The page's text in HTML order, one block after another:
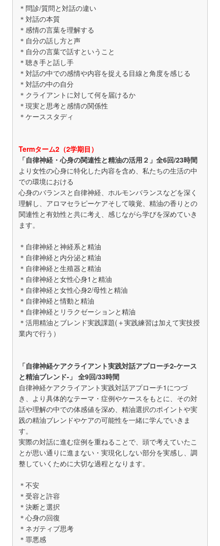
＊問診/質問と対話の違い
＊対話の本質
＊感情の言葉を理解する
＊自分の話し方と声
＊自分の言葉で話すということ
＊聴き手と話し手
＊対話の中での感情や内容を捉える目線と角度を感じる
＊対話の中の自分
＊クライアントに対して何を届けるか
＊現実と思考と感情の関係性
＊ケーススタディ
Termターム2（2学期目）
「自律神経・心身の関連性と精油の活用２」全6回/23時間
より女性の心身に特化した内容を含め、私たちの生活の中
での環境における
心身のバランスと自律神経、ホルモンバランスなどを深く
理解し、アロマセラピーケアそして嗅覚、精油の香りとの
関連性と有効性と共に考え、感じながら学びを深めていき
ます。
＊自律神経と神経系と精油
＊自律神経と内分泌と精油
＊自律神経と生殖器と精油
＊自律神経と女性心身1と精油
＊自律神経と女性心身2/母性と精油
＊自律神経と情動と精油
＊自律神経とリラクゼーションと精油
＊活用精油とブレンド実践課題(＋実践練習は加えて実技授
業内で行う）
「自律神経ケアクライアント実践対話アプローチ2-ケース
と精油ブレンド-」 全9回/33時間
自律神経ケアクライアント実践対話アプローチ1につづ
き、より具体的なテーマ・症例やケースをもとに、その対
話や理解の中での体感値を深め、精油選択のポイントや実
践の精油ブレンドやケアの可能性を一緒に学んでいきま
す。
実際の対話に進む症例を重ねることで、頭で考えていたこ
とが思い通りに進まない・実現化しない部分を実感し、調
整していくために大切な過程となります。
＊不安
＊受容と許容
＊決断と選択
＊心身の回復
＊ネガティブ思考
＊罪悪感